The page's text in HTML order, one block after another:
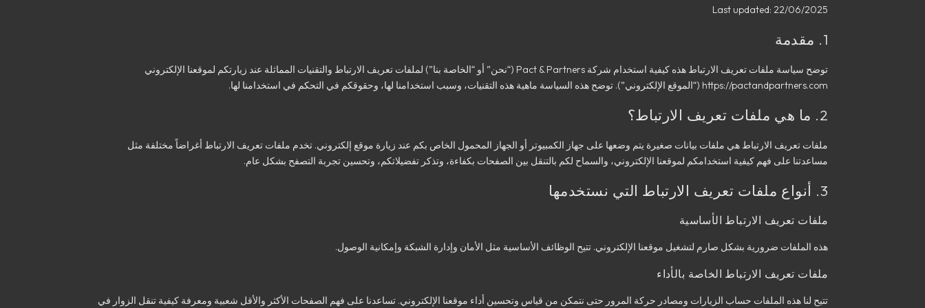
Last updated:22/06/2025
1. مقدمة
توضح سياسة ملفات تعريف الارتباط هذه كيفية استخدام شركة Pact & Partners (“نحن” أو “الخاصة بنا”) لملفات تعريف الارتباط والتقنيات المماثلة عند زيارتكم لموقعنا الإلكتروني
https://pactandpartners.com (“الموقع الإلكتروني”). توضح هذه السياسة ماهية هذه التقنيات، وسبب استخدامنا لها، وحقوقكم في التحكم في استخدامنا لها.
2. ما هي ملفات تعريف الارتباط؟
ملفات تعريف الارتباط هي ملفات بيانات صغيرة يتم وضعها على جهاز الكمبيوتر أو الجهاز المحمول الخاص بكم عند زيارة موقع إلكتروني. تخدم ملفات تعريف الارتباط أغراضاً مختلفة مثل
مساعدتنا على فهم كيفية استخدامكم لموقعنا الإلكتروني، والسماح لكم بالتنقل بين الصفحات بكفاءة، وتذكر تفضيلاتكم، وتحسين تجربة التصفح بشكل عام.
3. أنواع ملفات تعريف الارتباط التي نستخدمها
ملفات تعريف الارتباط الأساسية
هذه الملفات ضرورية بشكل صارم لتشغيل موقعنا الإلكتروني. تتيح الوظائف الأساسية مثل الأمان وإدارة الشبكة وإمكانية الوصول.
ملفات تعريف الارتباط الخاصة بالأداء
تتيح لنا هذه الملفات حساب الزيارات ومصادر حركة المرور حتى نتمكن من قياس وتحسين أداء موقعنا الإلكتروني. تساعدنا على فهم الصفحات الأكثر والأقل شعبية ومعرفة كيفية تنقل الزوار في